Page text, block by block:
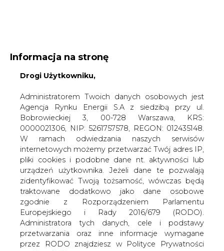
WŁĄCZ CIRE.TV
Administratorem Twoich danych osobowych jest
Bobrowieckiej 3, 00-728 Warszawa, KRS:
W ramach odwiedzania naszych serwisów
internetowych możemy przetwarzać Twój adres IP,
pliki cookies i podobne dane nt. aktywności lub
urządzeń użytkownika. Jeżeli dane te pozwalają
zidentyfikować Twoją tożsamość, wówczas będą
traktowane dodatkowo jako dane osobowe
zgodnie z Rozporządzeniem Parlamentu
Europejskiego i Rady 2016/679 (RODO).
Administratora tych danych, cele i podstawy
przetwarzania oraz inne informacje wymagane
przez RODO znajdziesz w Polityce Prywatności
podtym linkiem.
Jeżeli korzystasz także z innych usług dostępnych
za pośrednictwem naszego serwisu, przetwarzamy
Strona główna / RYNEK GAZU / Łoskot-Strachota:
Ukraina ma czas na negocjacje z Rosją. KE musi